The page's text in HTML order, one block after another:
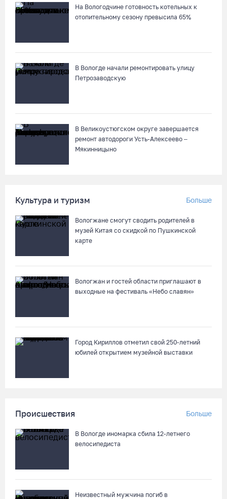
Кириллов станет новой столицей «Серебряного ожерелья» в
свой 250-летний юбилей
гостей города 8 и 9 августа
Череповецкая пенсионерка продала украшения и лишилась
более полумиллиона рублей
07.08.26 / 12:32
В центре Вологды появилось необычное кафе в автобусе
остановят на три дня
На Вологодчине готовность котельных к
отопительному сезону превысила 65%
В Вологде начали ремонтировать улицу
Петрозаводскую
В Великоустюгском округе завершается
ремонт автодороги Усть-Алексеево –
Мякинницыно
Культура и туризм Больше
Вологжане смогут сводить родителей в
музей Китая со скидкой по Пушкинской
карте
Вологжан и гостей области приглашают в
выходные на фестиваль «Небо славян»
Город Кириллов отметил свой 250-летний
юбилей открытием музейной выставки
Происшествия Больше
В Вологде иномарка сбила 12-летнего
велосипедиста
Неизвестный мужчина погиб в